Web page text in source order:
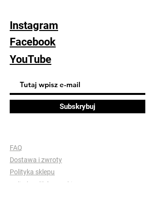
inPost dwa razy w tygodniu)
Instagram
Facebook
YouTube
Subskrybuj
FAQ
Dostawa i zwroty
Polityka sklepu
Polityka plików cookie